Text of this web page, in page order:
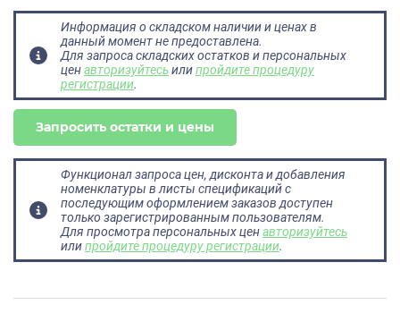
Информация о складском наличии и ценах в
данный момент не предоставлена.
Для запроса складских остатков и персональных
ценавторизуйтесьилипройдите процедуру
регистрации.
Запросить остатки и цены
Функционал запроса цен, дисконта и добавления
номенклатуры в листы спецификаций с
последующим оформлением заказов доступен
только зарегистрированным пользователям.
Для просмотра персональных ценавторизуйтесь
илипройдите процедуру регистрации.